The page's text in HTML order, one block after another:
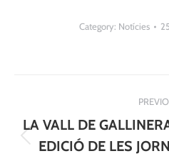
Category: Notícies
navigation
LA VALL DE
EDICIÓ DE LES